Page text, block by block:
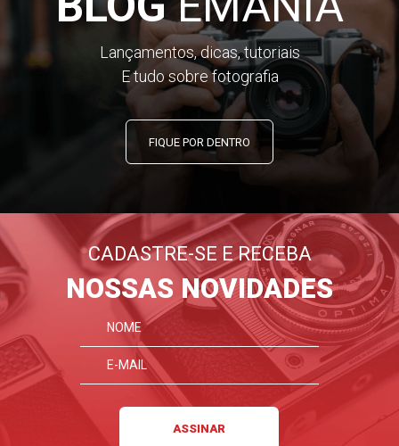
Lançamentos, dicas, tutoriais
E tudo sobre fotografia
FIQUE POR DENTRO
CADASTRE-SE E RECEBA
NOSSAS NOVIDADES